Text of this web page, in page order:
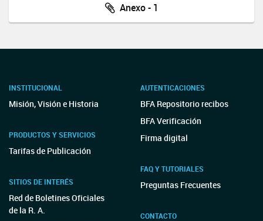
Anexo - 1
INSTITUCIONAL
Misión, Visión e Historia
PRODUCTOS Y SERVICIOS
Tarifas de Publicación
SITIOS DE INTERÉS
Red de Boletines Oficiales
de la R. A.
AUTENTICACIONES
BFA Repositorio recibos
BFA Verificación
Firma digital
FAQ Y TUTORIALES
Preguntas Frecuentes
CONTACTO